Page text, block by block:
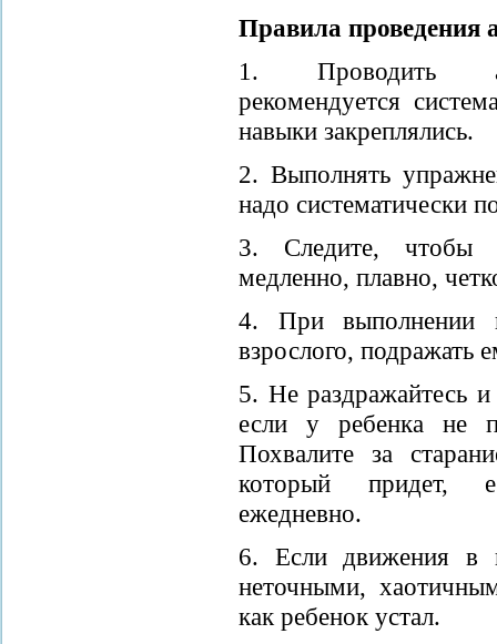
Правила проведения
1. Проводить
рекомендуется
навыки закреплялись.
2. Выполнять
надо систематически
3. Следите, чтобы
медленно, плавно,
4. При выполнении
взрослого, подражать
5. Не раздражайтесь и
если у ребенка не
Похвалите за
который придет,
ежедневно.
6. Если движения в
неточными,
как ребенок устал.